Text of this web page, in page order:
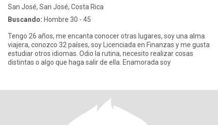
San José, San José, Costa Rica
Buscando: Hombre 30 - 45
Tengo 26 años, me encanta conocer otras lugares, soy una alma
viajera, conozco 32 países, soy Licenciada en Finanzas y me gusta
estudiar otros idiomas. Odio la rutina, necesito realizar cosas
distintas o algo que haga salir de ella. Enamorada soy